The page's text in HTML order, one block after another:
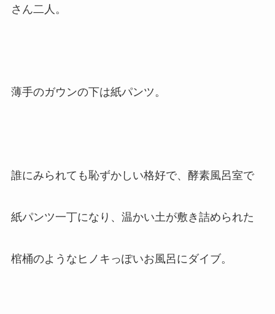
さん二人。
薄手のガウンの下は紙パンツ。
誰にみられても恥ずかしい格好で、酵素風呂室で
紙パンツ一丁になり、温かい土が敷き詰められた
棺桶のようなヒノキっぽいお風呂にダイブ。